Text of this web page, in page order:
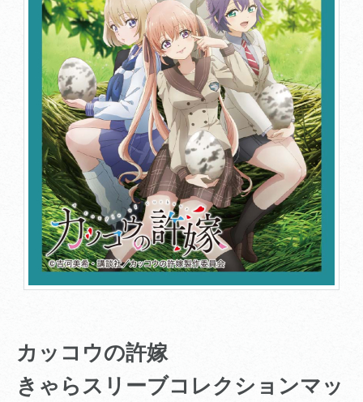
カッコウの許嫁
きゃらスリーブコレクションマッ